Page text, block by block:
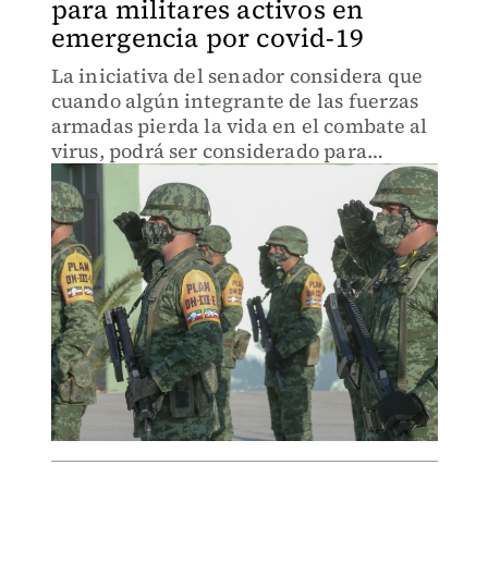
para militares activos en
emergencia por covid-19
La iniciativa del senador considera que
cuando algún integrante de las fuerzas
armadas pierda la vida en el combate al
virus, podrá ser considerado para
obtener un ascenso.